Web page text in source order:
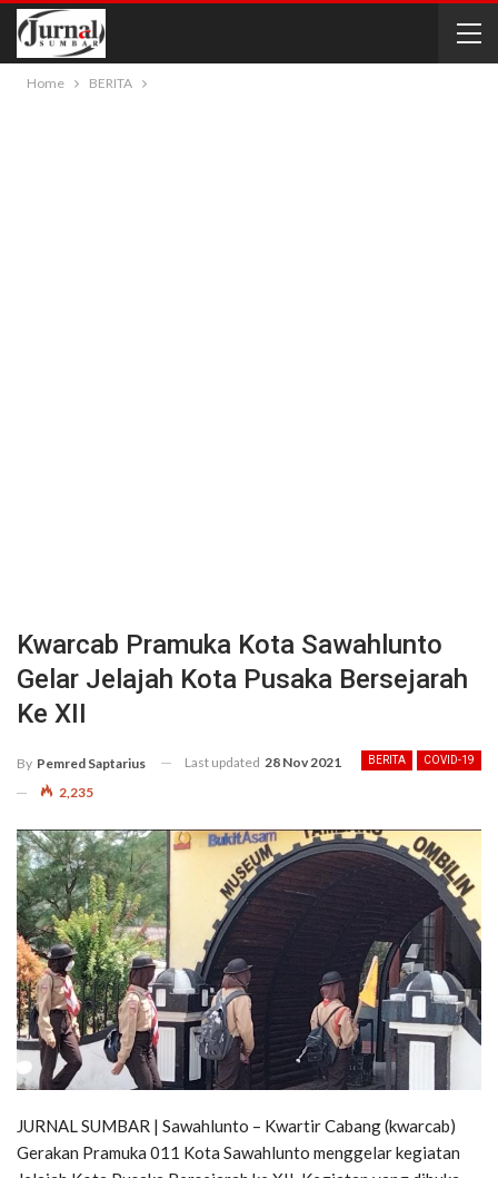
Home BERITA
Kwarcab Pramuka Kota Sawahlunto
Gelar Jelajah Kota Pusaka Bersejarah
Ke XII
BERITA COVID-19
By Pemred Saptarius Last updated 28 Nov 2021
2,235
JURNAL SUMBAR | Sawahlunto – Kwartir Cabang (kwarcab)
Gerakan Pramuka 011 Kota Sawahlunto menggelar kegiatan